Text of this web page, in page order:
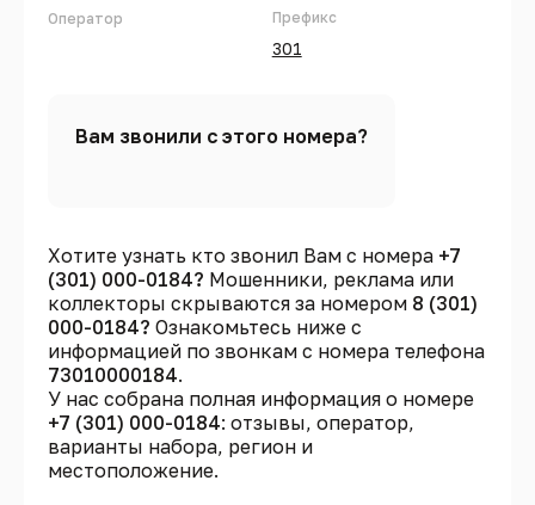
Оператор Префикс
301
Вам звонили с этого номера?
Хотите узнать кто звонил Вам с номера +7
(301) 000-0184? Мошенники, реклама или
коллекторы скрываются за номером 8 (301)
000-0184? Ознакомьтесь ниже с
информацией по звонкам с номера телефона
73010000184.
У нас собрана полная информация о номере
+7 (301) 000-0184: отзывы, оператор,
варианты набора, регион и
местоположение.